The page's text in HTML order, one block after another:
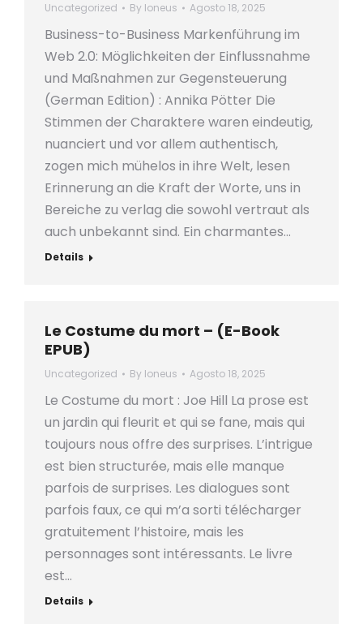
Uncategorized By loneus Agosto 18, 2025
Business-to-Business Markenführung im
Web 2.0: Möglichkeiten der Einflussnahme
und Maßnahmen zur Gegensteuerung
(German Edition) : Annika Pötter Die
Stimmen der Charaktere waren eindeutig,
nuanciert und vor allem authentisch,
zogen mich mühelos in ihre Welt, lesen
Erinnerung an die Kraft der Worte, uns in
Bereiche zu verlag die sowohl vertraut als
auch unbekannt sind. Ein charmantes…
Details
Le Costume du mort – (E-Book
EPUB)
Uncategorized By loneus Agosto 18, 2025
Le Costume du mort : Joe Hill La prose est
un jardin qui fleurit et qui se fane, mais qui
toujours nous offre des surprises. L’intrigue
est bien structurée, mais elle manque
parfois de surprises. Les dialogues sont
parfois faux, ce qui m’a sorti télécharger
gratuitement l’histoire, mais les
personnages sont intéressants. Le livre
est…
Details